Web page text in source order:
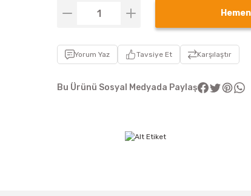
Hemen
Yorum Yaz Tavsiye Et Karşılaştır
Bu Ürünü Sosyal Medyada Paylaş